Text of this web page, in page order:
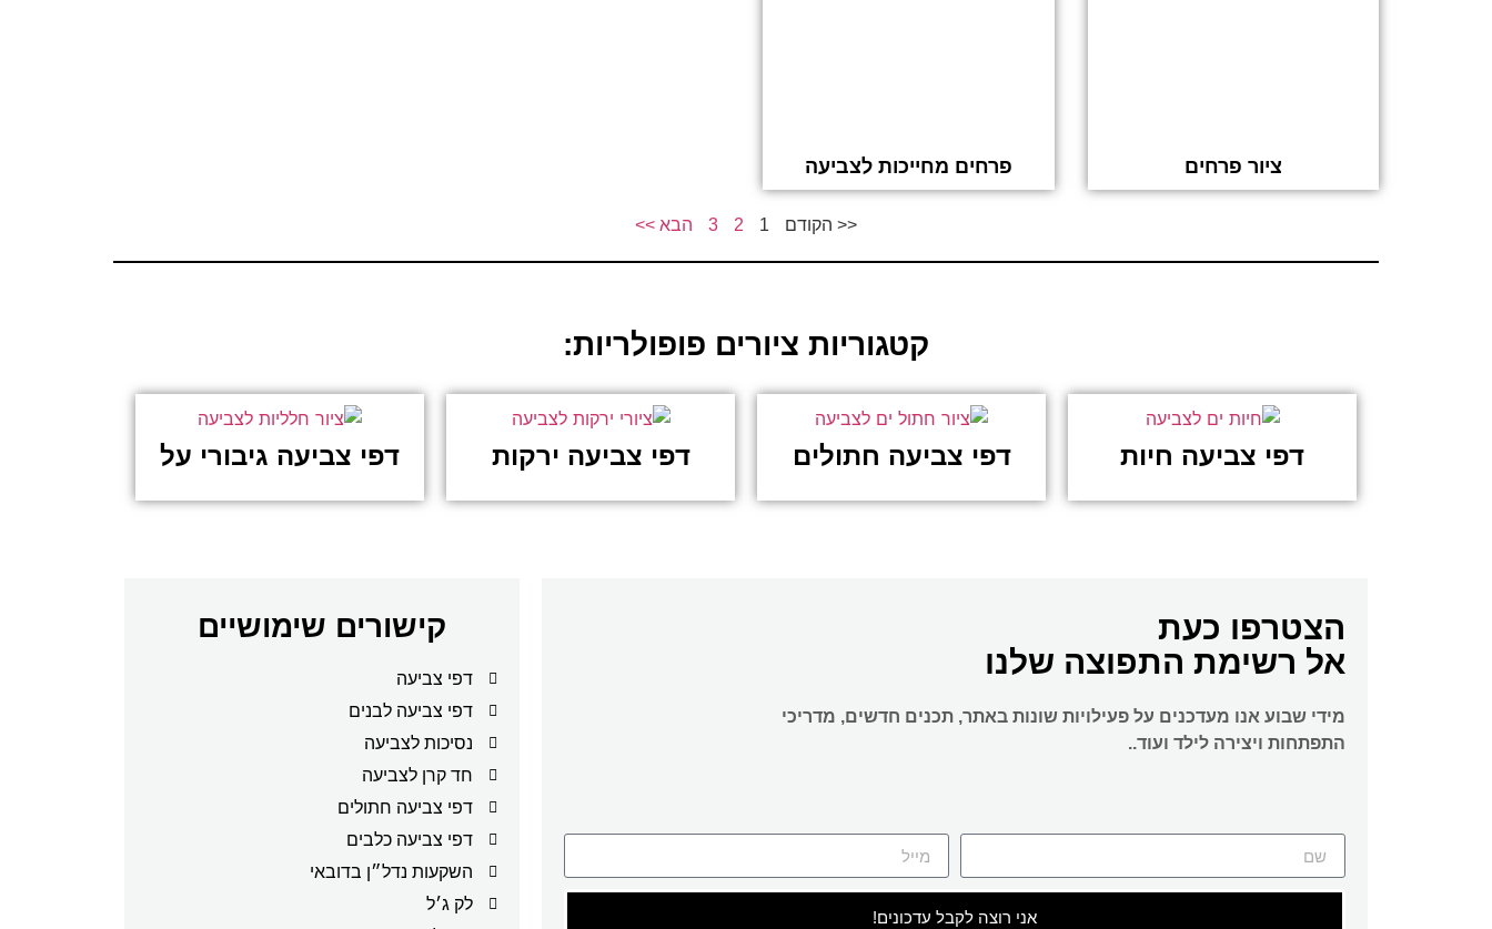
ציור פרחים פרחים מחייכות לצביעה
<< הקודם 1
2
3 הבא >>
קטגוריות ציורים פופולריות:
דפי צביעה חיות דפי צביעה חתולים דפי צביעה ירקות דפי צביעה גיבורי על
הצטרפו כעת
אל רשימת התפוצה שלנו
מידי שבוע אנו מעדכנים על פעילויות שונות באתר, תכנים חדשים, מדריכי
התפתחות ויצירה לילד ועוד..
אני רוצה לקבל עדכונים!
קישורים שימושיים
דפי צביעה
דפי צביעה לבנים
נסיכות לצביעה
חד קרן לצביעה
דפי צביעה חתולים
דפי צביעה כלבים
השקעות נדל״ן בדובאי
לק ג׳ל